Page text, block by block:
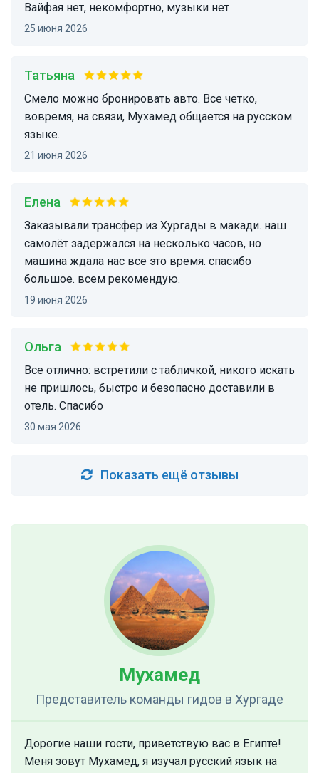
Вайфая нет, некомфортно, музыки нет
25 июня 2026
Татьяна
Смело можно бронировать авто. Все четко,
вовремя, на связи, Мухамед общается на русском
языке.
21 июня 2026
Елена
заказывали трансфер из Хургады в макади. наш
самолёт задержался на несколько часов, но
машина ждала нас все это время. спасибо
большое. всем рекомендую.
19 июня 2026
Ольга
Все отлично: встретили с табличкой, никого искать
не пришлось, быстро и безопасно доставили в
отель. Спасибо
30 мая 2026
Показать ещё отзывы
Мухамед
Представитель команды гидов в Хургаде
Дорогие наши гости, приветствую вас в Египте!
Меня зовут Мухамед, я изучал русский язык на